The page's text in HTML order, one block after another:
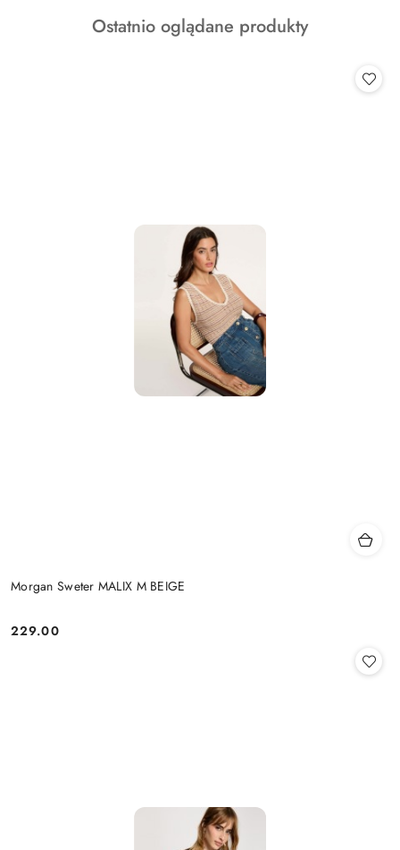
statusie:
Produkty
Ostatnio oglądane produkty
Morgan Sweter MALIX M BEIGE
Cena:
229.00